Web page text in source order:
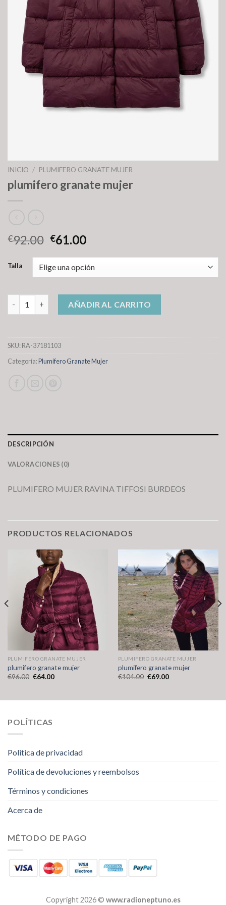
INICIO / PLUMIFERO GRANATE MUJER
plumifero granate mujer
€92.00 €61.00
Talla
plumifero granate mujer cantidad
AÑADIR AL CARRITO
SKU:RA-37181103
Categoría:Plumifero Granate Mujer
DESCRIPCIÓN
VALORACIONES (0)
PLUMIFERO MUJER RAVINA TIFFOSI BURDEOS
PRODUCTOS RELACIONADOS
PLUMIFERO GRANATE MUJER
plumifero granate mujer
€96.00 €64.00
PLUMIFERO GRANATE MUJER
plumifero granate mujer
€104.00 €69.00
POLÍTICAS
Politica de privacidad
Política de devoluciones y reembolsos
Términos y condiciones
Acerca de
MÉTODO DE PAGO
Copyright 2026 © www.radioneptuno.es